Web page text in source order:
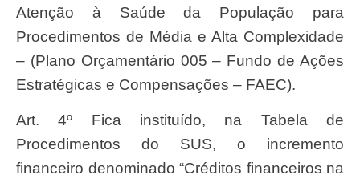
Atenção à Saúde da População para
Procedimentos de Média e Alta Complexidade
– (Plano Orçamentário 005 – Fundo de Ações
Estratégicas e Compensações – FAEC).
Art. 4º Fica instituído, na Tabela de
Procedimentos do SUS, o incremento
financeiro denominado “Créditos financeiros na